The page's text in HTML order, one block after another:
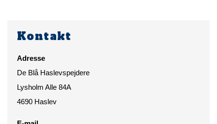
Kontakt
Adresse
De Blå Haslevspejdere
Lysholm Alle 84A
4690 Haslev